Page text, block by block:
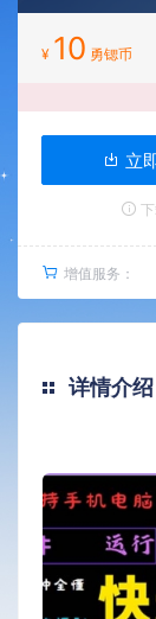
¥ 10 勇锶币
立
增值服务：
详情介绍